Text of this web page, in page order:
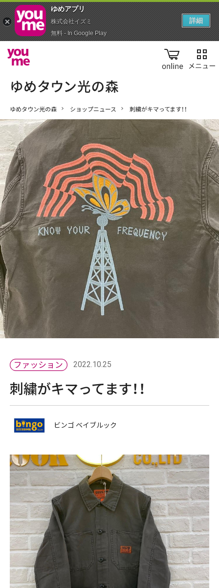
online
ゆめタウン光の森 ショップニュース 刺繍がキマってます！！
2022.10.25
刺繍がキマってます！！
ビンゴ ベイブルック
ゆめアプ‪リ‬
株式会社イズミ
無料 - In Google Play
詳細